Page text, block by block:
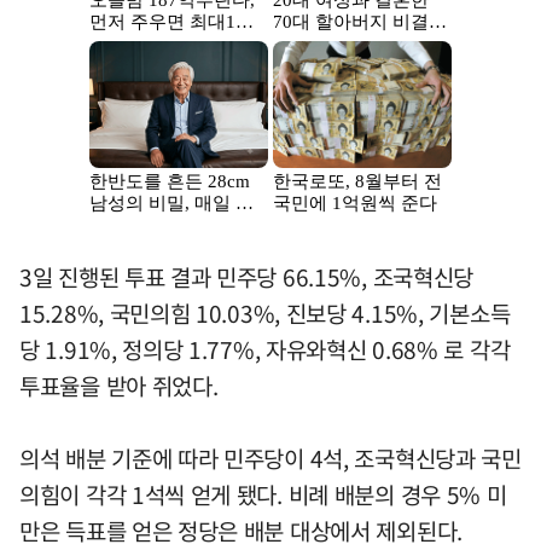
3일 진행된 투표 결과 민주당 66.15%, 조국혁신당
15.28%, 국민의힘 10.03%, 진보당 4.15%, 기본소득
당 1.91%, 정의당 1.77%, 자유와혁신 0.68% 로 각각
투표율을 받아 쥐었다.
의석 배분 기준에 따라 민주당이 4석, 조국혁신당과 국민
의힘이 각각 1석씩 얻게 됐다. 비례 배분의 경우 5% 미
만은 득표를 얻은 정당은 배분 대상에서 제외된다.